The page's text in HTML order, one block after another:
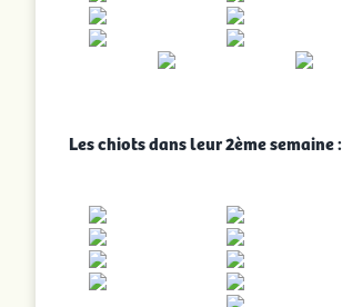
Les chiots dans leur 2ème semaine :